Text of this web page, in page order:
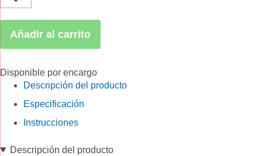
Añadir al carrito
Disponible por encargo
Descripción del producto
Especificación
Instrucciones
Descripción del producto